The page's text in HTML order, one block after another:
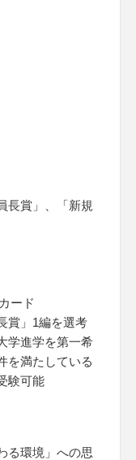
長賞」、「新規
ード
賞」1編を選考
学進学を第一希
を満たしている
験可能
る環境」への思